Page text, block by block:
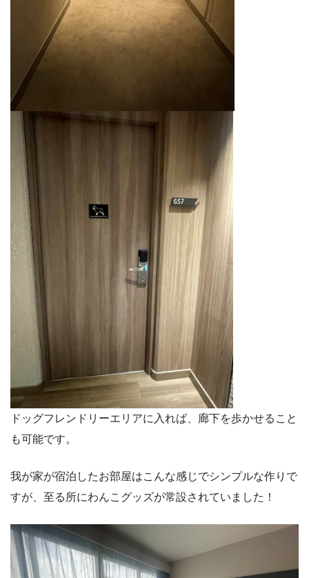
ドッグフレンドリーエリアに入れば、廊下を歩かせること
も可能です。
我が家が宿泊したお部屋はこんな感じでシンプルな作りで
すが、至る所にわんこグッズが常設されていました！